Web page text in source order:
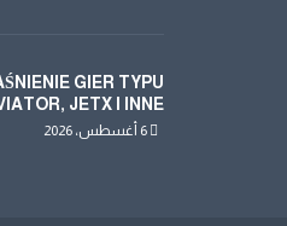
GIER TYPU
JETX I INNE